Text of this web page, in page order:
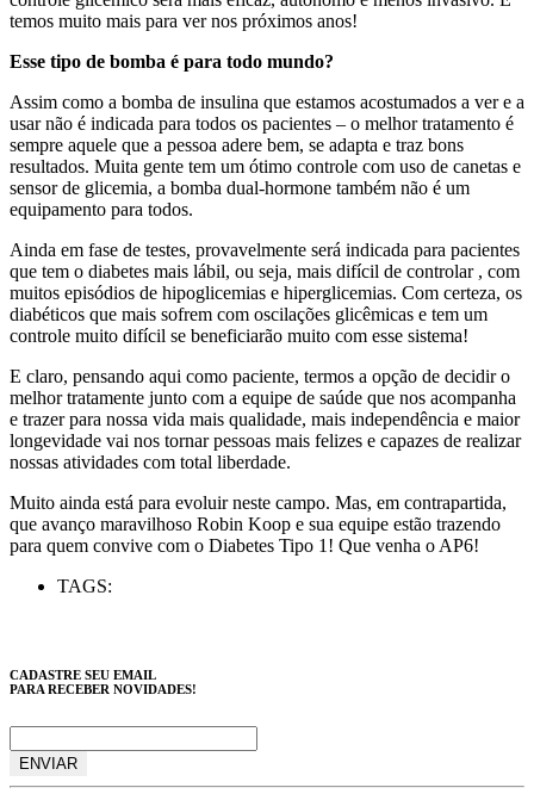
temos muito mais para ver nos próximos anos!
Esse tipo de bomba é para todo mundo?
Assim como a bomba de insulina que estamos acostumados a ver e a
usar não é indicada para todos os pacientes – o melhor tratamento é
sempre aquele que a pessoa adere bem, se adapta e traz bons
resultados. Muita gente tem um ótimo controle com uso de canetas e
sensor de glicemia, a bomba dual-hormone também não é um
equipamento para todos.
Ainda em fase de testes, provavelmente será indicada para pacientes
que tem o diabetes mais lábil, ou seja, mais difícil de controlar , com
muitos episódios de hipoglicemias e hiperglicemias. Com certeza, os
diabéticos que mais sofrem com oscilações glicêmicas e tem um
controle muito difícil se beneficiarão muito com esse sistema!
E claro, pensando aqui como paciente, termos a opção de decidir o
melhor tratamente junto com a equipe de saúde que nos acompanha
e trazer para nossa vida mais qualidade, mais independência e maior
longevidade vai nos tornar pessoas mais felizes e capazes de realizar
nossas atividades com total liberdade.
Muito ainda está para evoluir neste campo. Mas, em contrapartida,
que avanço maravilhoso Robin Koop e sua equipe estão trazendo
para quem convive com o Diabetes Tipo 1! Que venha o AP6!
TAGS:
CADASTRE SEU EMAIL
PARA RECEBER NOVIDADES!